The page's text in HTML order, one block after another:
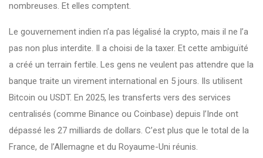
nombreuses. Et elles comptent.
Le gouvernement indien n’a pas légalisé la crypto, mais il ne l’a
pas non plus interdite. Il a choisi de la taxer. Et cette ambiguïté
a créé un terrain fertile. Les gens ne veulent pas attendre que la
banque traite un virement international en 5 jours. Ils utilisent
Bitcoin ou USDT. En 2025, les transferts vers des services
centralisés (comme Binance ou Coinbase) depuis l’Inde ont
dépassé les 27 milliards de dollars. C’est plus que le total de la
France, de l’Allemagne et du Royaume-Uni réunis.